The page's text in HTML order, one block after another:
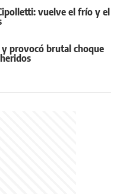
vuelve el frío y el
provocó brutal choque